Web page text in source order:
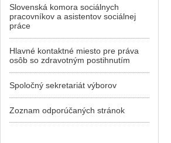
Slovenská komora sociálnych
pracovníkov a asistentov sociálnej
práce
Hlavné kontaktné miesto pre práva
osôb so zdravotným postihnutím
Spoločný sekretariát výborov
Zoznam odporúčaných stránok